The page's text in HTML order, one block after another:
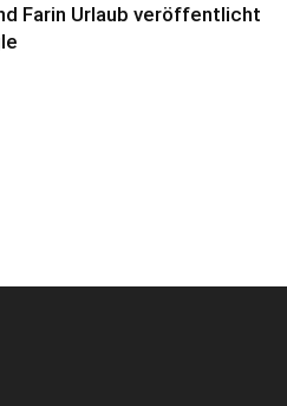
Farin Urlaub veröffentlicht